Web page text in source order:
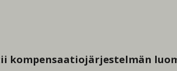
kompensaatiojärjestelmän